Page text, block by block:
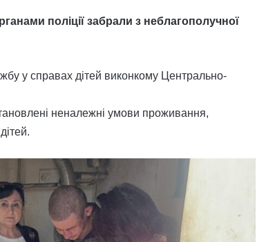
поліції забрали з неблагополучної
у справах дітей виконкому Центрально-
неналежні умови проживання,